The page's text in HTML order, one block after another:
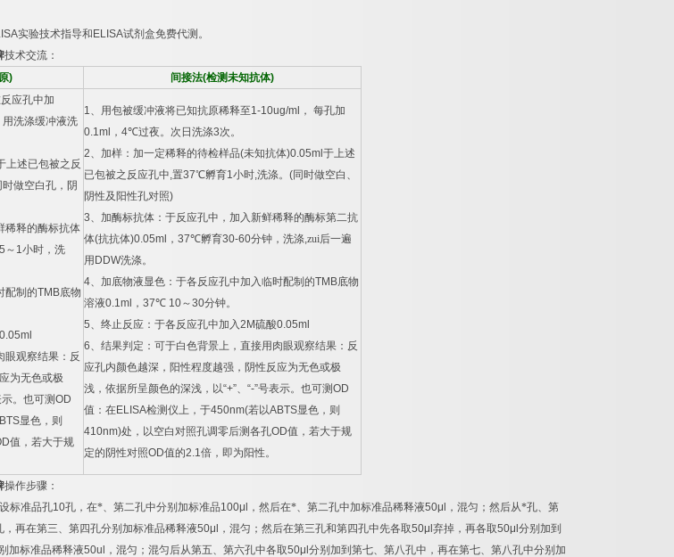
实验技术指导和 ELISA试剂盒免费代测。
技术交流：
) 间接法(检测未知抗体)
应孔中加
洗涤缓冲液洗
上述已包被之反
时做空白孔，阴
稀释的酶标抗体
～ 1小时，洗
配制的TMB底物
0.05ml
眼观察结果：反
为无色或极
。也可测OD
显色，则
值，若大于规
1、用包被缓冲液将已知抗原稀释至1-10ug/ml ， 每孔加
0.1ml ， 4℃过夜。次日洗涤3次。
2、加样：加一定稀释的待检样品(未知抗体)0.05ml 于上述
已包被之反应孔中,置37℃孵育1小时,洗涤。 (同时做空白、
阴性及阳性孔对照)
3、加酶标抗体：于反应孔中，加入新鲜稀释的酶标第二抗
体(抗抗体)0.05ml ， 37℃孵育30-60分钟，洗涤,zui后一遍
用 DDW洗涤。
4、加底物液显色：于各反应孔中加入临时配制的TMB底物
溶液0.1ml ， 37℃ 10～30分钟。
5、终止反应：于各反应孔中加入2M硫酸0.05ml
6、结果判定：可于白色背景上，直接用肉眼观察结果：反
应孔内颜色越深，阳性程度越强，阴性反应为无色或极
浅，依据所呈颜色的深浅，以“+”、 “-”号表示。也可测OD
值：在ELISA检测仪上，于450nm(若以ABTS显色，则
410nm)处，以空白对照孔调零后测各孔OD值，若大于规
定的阴性对照OD值的2.1倍，即为阳性。
操作步骤：
标准品孔10孔，在*、第二孔中分别加标准品100μl ，然后在*、第二孔中加标准品稀释液50μl
，混匀；然后从*孔、第
再在第三、第四孔分别加标准品稀释液50μl ，混匀；然后在第三孔和第四孔中先各取50μl 弃掉，再各取50μl 分别加到
加标准品稀释液50ul ，混匀；混匀后从第五、第六孔中各取50μl 分别加到第七、第八孔中，再在第七、第八孔中分别加